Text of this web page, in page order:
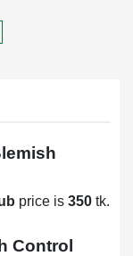
price is 350 tk.
Control